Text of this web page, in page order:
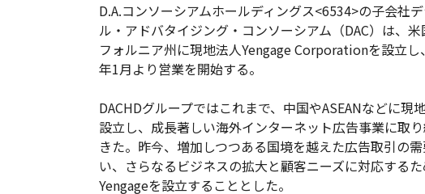
D.A.コンソーシアムホールディングス<6534>の子会社
ル・アドバタイジング・コンソーシアム（DAC）は、米
フォルニア州に現地法人Yengage Corporationを設立し
年1月より営業を開始する。
DACHDグループではこれまで、中国やASEANなどに現
設立し、成長著しい海外インターネット広告事業に取
きた。昨今、増加しつつある国境を越えた広告取引の
い、さらなるビジネスの拡大と顧客ニーズに対応するた
Yengageを設立することとした。